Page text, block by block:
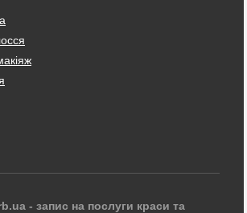
- запис на послуги краси та